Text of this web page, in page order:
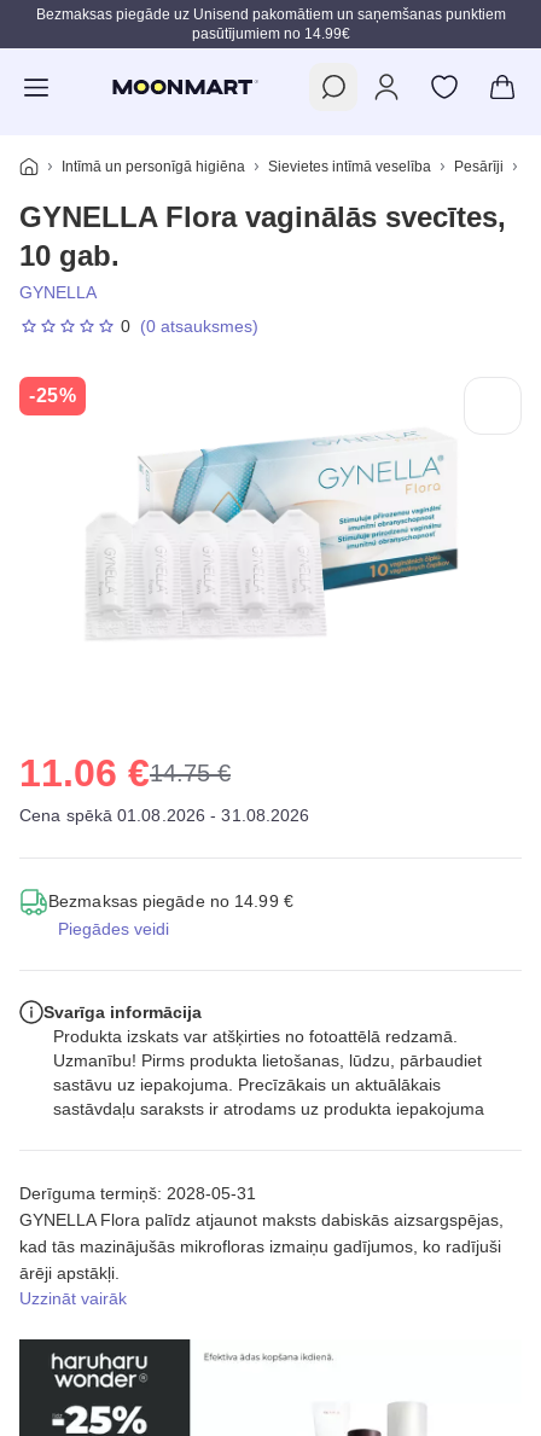
Pāriet uz galveno saturu
Bezmaksas piegāde uz Unisend pakomātiem un saņemšanas punktiem
pasūtījumiem no 14.99€
Intīmā un personīgā higiēna Sievietes intīmā veselība Pesārīji
GYNELLA Flora vaginālās svecītes,
10 gab.
GYNELLA
0 (0 atsauksmes)
-25%
11.06 €14.75 €
Cena spēkā 01.08.2026 - 31.08.2026
Bezmaksas piegāde no 14.99 €
Piegādes veidi
Derīguma termiņš: 2028-05-31
GYNELLA Flora palīdz atjaunot maksts dabiskās aizsargspējas,
kad tās mazinājušās mikrofloras izmaiņu gadījumos, ko radījuši
ārēji apstākļi.
Uzzināt vairāk
Svarīga informācija
Produkta izskats var atšķirties no fotoattēlā redzamā.
Uzmanību! Pirms produkta lietošanas, lūdzu, pārbaudiet
sastāvu uz iepakojuma. Precīzākais un aktuālākais
sastāvdaļu saraksts ir atrodams uz produkta iepakojuma